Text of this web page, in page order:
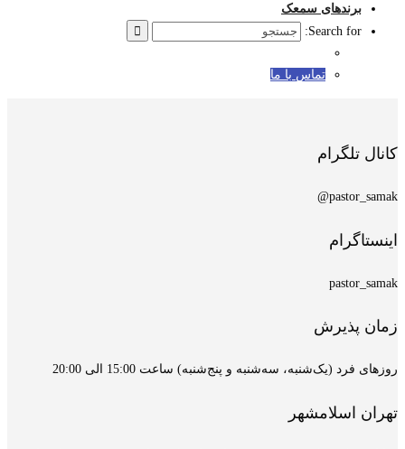
برندهای سمعک
Search for:
تماس با ما
کانال تلگرام
pastor_samak@
اینستاگرام
pastor_samak
زمان پذیرش
روزهای فرد (یک‌شنبه، سه‌شنبه و پنج‌شنبه) ساعت 15:00 الی 20:00
تهران اسلامشهر